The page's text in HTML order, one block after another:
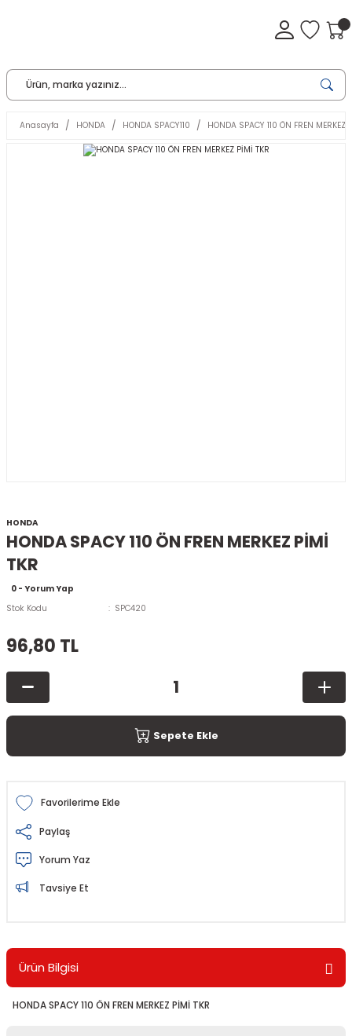
Anasayfa HONDA HONDA SPACY110 HONDA SPACY 110 ÖN FREN MERKEZ
HONDA
HONDA SPACY 110 ÖN FREN MERKEZ PİMİ
TKR
0 - Yorum Yap
Stok Kodu
SPC420
96,80 TL
Sepete Ekle
Paylaş
Yorum Yaz
Tavsiye Et
Ürün Bilgisi
HONDA SPACY 110 ÖN FREN MERKEZ PİMİ TKR